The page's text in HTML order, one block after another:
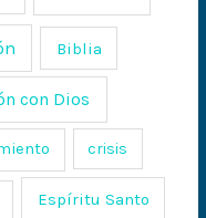
Biblia
con Dios
crisis
Espíritu Santo